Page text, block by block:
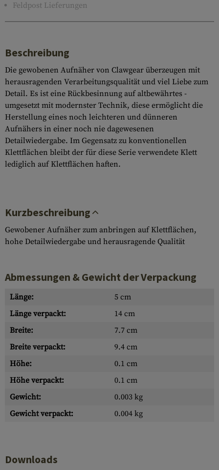
Feldpost Lieferungen
Beschreibung
Die gewobenen Aufnäher von Clawgear überzeugen mit
herausragenden Verarbeitungsqualität und viel Liebe zum
Detail. Es ist eine Rückbesinnung auf altbewährtes -
umgesetzt mit modernster Technik, diese ermöglicht die
Herstellung eines noch leichteren und dünneren
Aufnähers in einer noch nie dagewesenen
Detailwiedergabe. Im Gegensatz zu konventionellen
Klettflächen bleibt der für diese Serie verwendete Klett
lediglich auf Klettflächen haften.
Kurzbeschreibung
Gewobener Aufnäher zum anbringen auf Klettflächen,
hohe Detailwiedergabe und herausragende Qualität
Abmessungen & Gewicht der Verpackung
Länge:
5 cm
Länge verpackt:
14 cm
Breite:
7.7 cm
Breite verpackt:
9.4 cm
Höhe:
0.1 cm
Höhe verpackt:
0.1 cm
Gewicht:
0.003 kg
Gewicht verpackt:
0.004 kg
Downloads